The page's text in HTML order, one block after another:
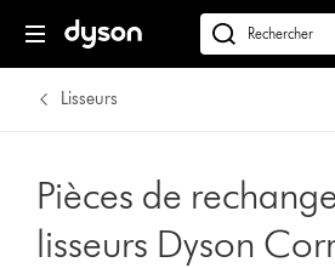
Rechercher
des
Lisseurs
Pièces de
lisseurs Dyson